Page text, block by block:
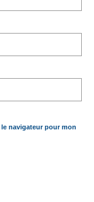
navigateur pour mon